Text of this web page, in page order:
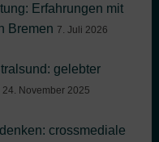
Erfahrungen mit
Bremen 7. Juli 2026
gelebter
24. November 2025
crossmediale